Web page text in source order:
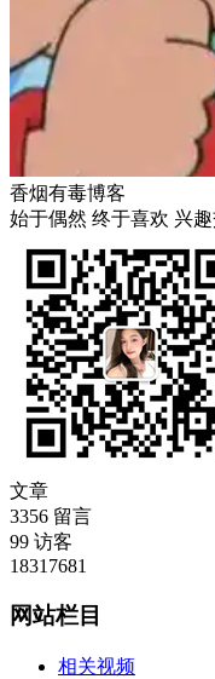
香烟有毒博客
始于偶然 终于喜欢 兴
文章
3356 留言
99 访客
18317681
网站栏目
相关视频